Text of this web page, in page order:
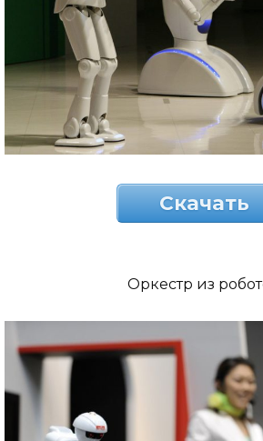
Скачать
Оркестр из